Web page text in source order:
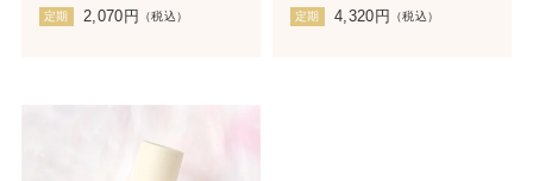
定期 2,070 円 （税込） 定期 4,320 円 （税込）